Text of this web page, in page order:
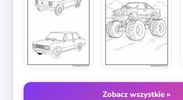
Zobacz wszystkie »